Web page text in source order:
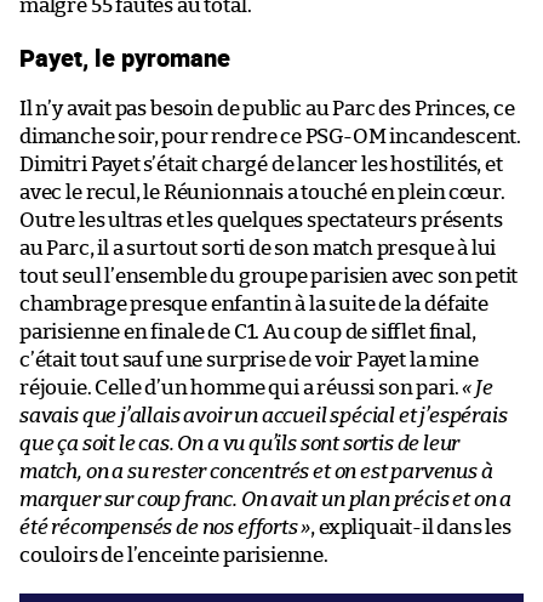
malgré 55 fautes au total.
Payet, le pyromane
Il n’y avait pas besoin de public au Parc des Princes, ce
dimanche soir, pour rendre ce PSG-OM incandescent.
Dimitri Payet s’était chargé de lancer les hostilités, et
avec le recul, le Réunionnais a touché en plein cœur.
Outre les ultras et les quelques spectateurs présents
au Parc, il a surtout sorti de son match presque à lui
tout seul l’ensemble du groupe parisien avec son petit
chambrage presque enfantin à la suite de la défaite
parisienne en finale de C1. Au coup de sifflet final,
c’était tout sauf une surprise de voir Payet la mine
réjouie. Celle d’un homme qui a réussi son pari.« Je
savais que j’allais avoir un accueil spécial et j’espérais
que ça soit le cas. On a vu qu’ils sont sortis de leur
match, on a su rester concentrés et on est parvenus à
marquer sur coup franc. On avait un plan précis et on a
été récompensés de nos efforts », expliquait-il dans les
couloirs de l’enceinte parisienne.